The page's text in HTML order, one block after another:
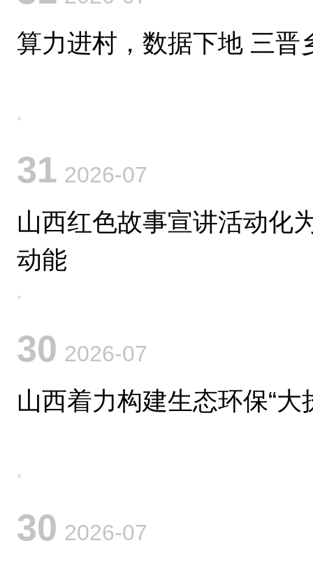
算力进村，数据下地 三晋
31 2026-07
山西红色故事宣讲活动化
动能
30 2026-07
山西着力构建生态环保“大
30 2026-07